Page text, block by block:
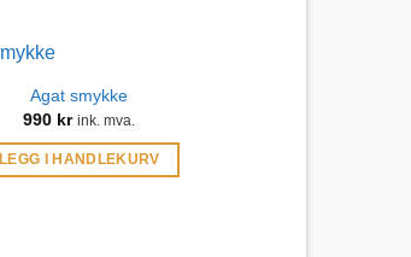
Agat smykke
990 kr ink. mva.
LEGG I HANDLEKURV